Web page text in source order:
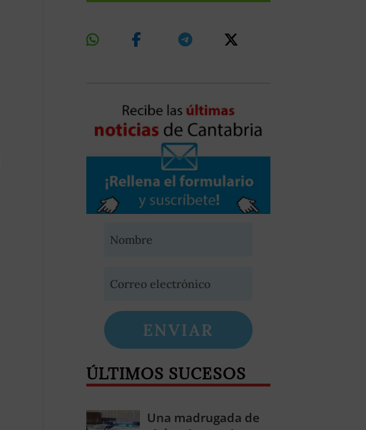
ENVIAR
ÚLTIMOS SUCESOS
Una madrugada de